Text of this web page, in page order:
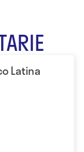
di
Latina